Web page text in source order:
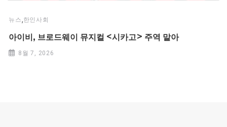
뉴스,한인사회
아이비, 브로드웨이 뮤지컬 <시카고> 주역 맡아
8월 7, 2026